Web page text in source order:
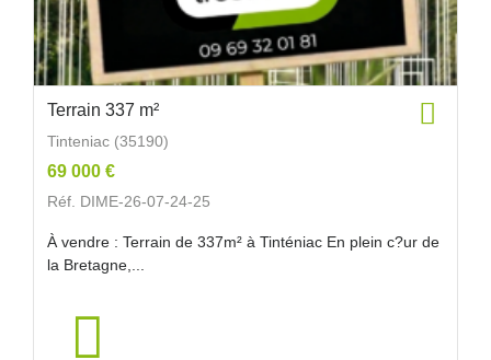
Terrain 337 m²
Tinteniac (35190)
69 000 €
Réf. DIME-26-07-24-25
À vendre : Terrain de 337m² à Tinténiac En plein c?ur de
la Bretagne,...